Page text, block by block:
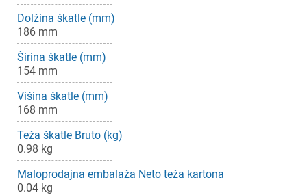
Dolžina škatle (mm)
186 mm
Širina škatle (mm)
154 mm
Višina škatle (mm)
168 mm
Teža škatle Bruto (kg)
0.98 kg
Maloprodajna embalaža Neto teža kartona
0.04 kg